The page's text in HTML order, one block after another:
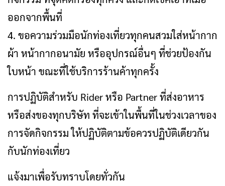
ออกจากพื้นที่
4. ขอความร่วมมือนักท่องเที่ยวทุกคนสวมใส่หน้ากาก
ผ้า หน้ากากอนามัย หรืออุปกรณ์อื่นๆ ที่ช่วยป้องกัน
ใบหน้า ขณะที่ใช้บริการร้านค้าทุกครั้ง
การปฏิบัติสำหรับ Rider หรือ Partner ที่ส่งอาหาร
หรือส่งของทุกบริษัท ที่จะเข้าในพื้นที่ในช่วงเวลาของ
การจัดกิจกรรม ให้ปฏิบัติตามข้อควรปฏิบัติเดียวกัน
กับนักท่องเที่ยว
แจ้งมาเพื่อรับทราบโดยทั่วกัน